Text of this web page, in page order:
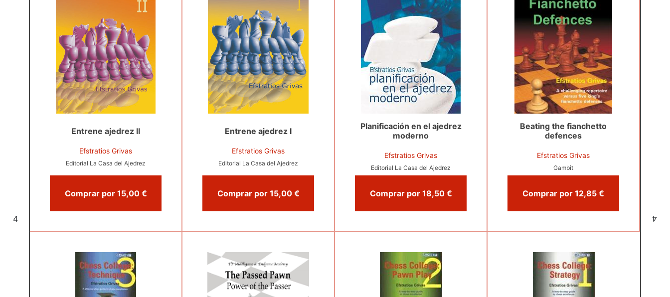
4
4
Entrene ajedrez II
Efstratios Grivas
Editorial La Casa del Ajedrez
Comprar por 15,00 €
Entrene ajedrez I
Efstratios Grivas
Editorial La Casa del Ajedrez
Comprar por 15,00 €
Planificación en el ajedrez
moderno
Efstratios Grivas
Editorial La Casa del Ajedrez
Comprar por 18,50 €
Beating the fianchetto
defences
Efstratios Grivas
Gambit
Comprar por 12,85 €